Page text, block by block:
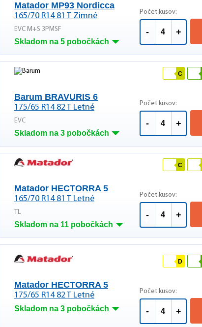
Matador MP93 Nordicca
165/70 R14 81 T Zimné
EVC M+S 3PMSF
Skladom na 5 pobočkách
Počet kusov:
- +
Barum BRAVURIS 6
175/65 R14 82 T Letné
EVC
Skladom na 3 pobočkách
C
Počet kusov:
- +
Matador HECTORRA 5
165/70 R14 81 T Letné
TL
Skladom na 11 pobočkách
C
Počet kusov:
- +
Matador HECTORRA 5
175/65 R14 82 T Letné
Skladom na 3 pobočkách
D
Počet kusov:
- +